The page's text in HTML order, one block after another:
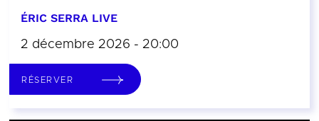
ÉRIC SERRA LIVE
2 décembre 2026 - 20:00
RÉSERVER